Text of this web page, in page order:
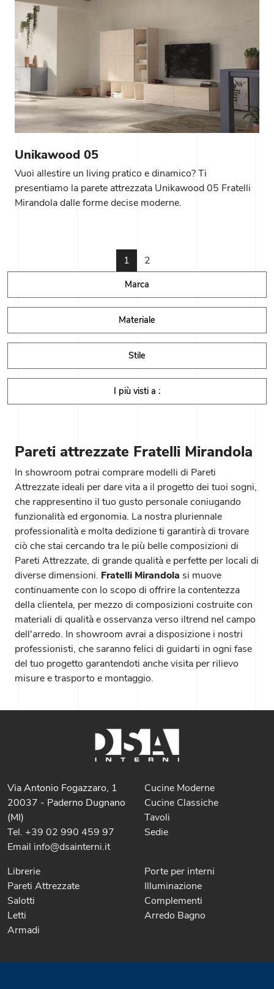
Unikawood 05
Vuoi allestire un living pratico e dinamico? Ti
presentiamo la parete attrezzata Unikawood 05 Fratelli
Mirandola dalle forme decise moderne.
1 2
Marca
Materiale
Stile
I più visti a :
Pareti attrezzate Fratelli Mirandola
In showroom potrai comprare modelli di Pareti
Attrezzate ideali per dare vita a il progetto dei tuoi sogni,
che rappresentino il tuo gusto personale coniugando
funzionalità ed ergonomia. La nostra pluriennale
professionalità e molta dedizione ti garantirà di trovare
ciò che stai cercando tra le più belle composizioni di
Pareti Attrezzate, di grande qualità e perfette per locali di
diverse dimensioni. Fratelli Mirandola si muove
continuamente con lo scopo di offrire la contentezza
della clientela, per mezzo di composizioni costruite con
materiali di qualità e osservanza verso iltrend nel campo
dell'arredo. In showroom avrai a disposizione i nostri
professionisti, che saranno felici di guidarti in ogni fase
del tuo progetto garantendoti anche visita per rilievo
misure e trasporto e montaggio.
Via Antonio Fogazzaro, 1
20037 - Paderno Dugnano
(MI)
Tel. +39 02 990 459 97
Email info@dsainterni.it
Cucine Moderne
Cucine Classiche
Tavoli
Sedie
Librerie
Pareti Attrezzate
Salotti
Letti
Armadi
Porte per interni
Illuminazione
Complementi
Arredo Bagno